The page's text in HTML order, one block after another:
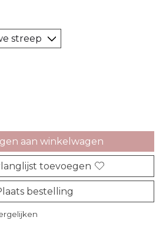
aan winkelwagen
toevoegen
bestelling